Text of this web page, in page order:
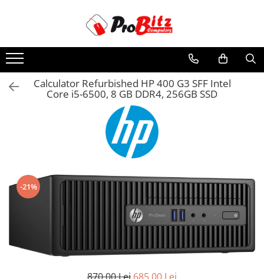
Laptopuri si accesorii
Laptopuri
Laptopuri Noi
Memorii laptop
Hard Disk-uri laptop
Componente REFURBISHED Laptop
Accesorii Laptop
Calculator Refurbished HP 400 G3 SFF Intel
Core i5-6500, 8 GB DDR4, 256GB SSD
-21%